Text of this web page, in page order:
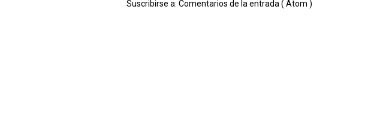
Suscribirse a: Comentarios de la entrada ( Atom )